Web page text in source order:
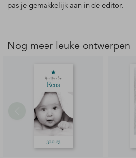
pas je gemakkelijk aan in de editor.
Nog meer leuke ontwerpen